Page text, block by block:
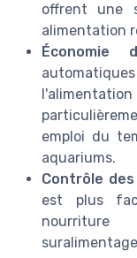
offrent une
alimentation
emploi du
aquariums.
Contrôle
est plus